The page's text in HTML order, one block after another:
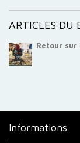
ARTICLES DU
Retour sur
Informations